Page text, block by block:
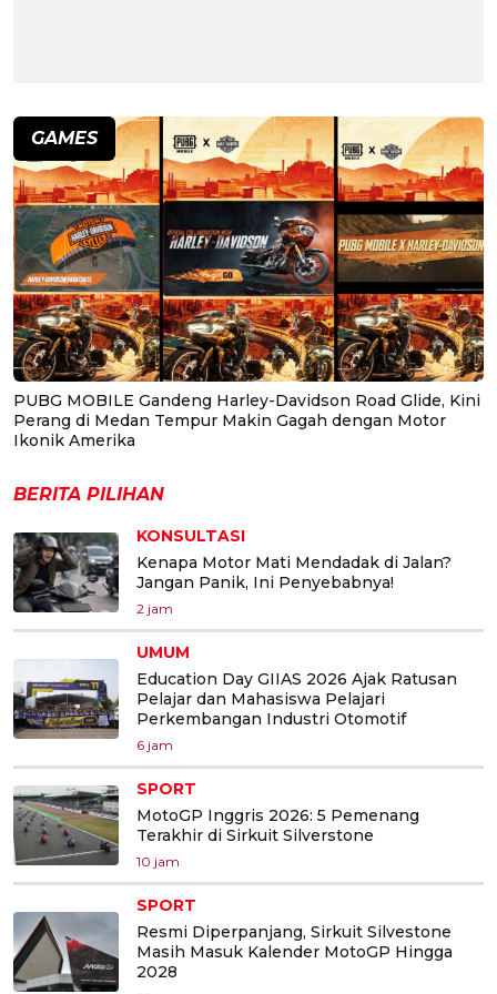
GAMES
PUBG MOBILE Gandeng Harley-Davidson Road Glide, Kini
Perang di Medan Tempur Makin Gagah dengan Motor
Ikonik Amerika
BERITA PILIHAN
KONSULTASI
Kenapa Motor Mati Mendadak di Jalan?
Jangan Panik, Ini Penyebabnya!
2 jam
UMUM
Education Day GIIAS 2026 Ajak Ratusan
Pelajar dan Mahasiswa Pelajari
Perkembangan Industri Otomotif
6 jam
SPORT
MotoGP Inggris 2026: 5 Pemenang
Terakhir di Sirkuit Silverstone
10 jam
SPORT
Resmi Diperpanjang, Sirkuit Silvestone
Masih Masuk Kalender MotoGP Hingga
2028